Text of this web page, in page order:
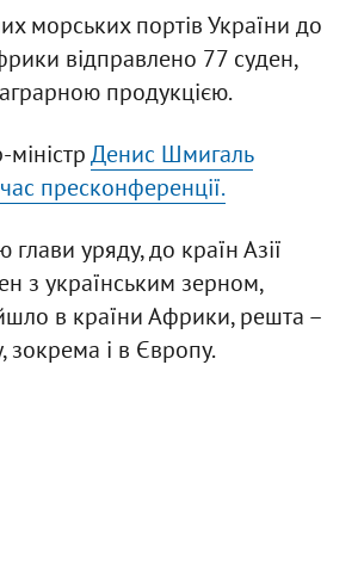
морських портів України до
відправлено 77 суден,
продукцією.
Денис Шмигаль
пресконференції.
уряду, до країн Азії
з українським зерном,
в країни Африки, решта –
зокрема і в Європу.